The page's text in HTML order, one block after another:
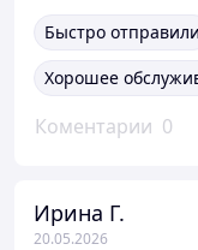
Быстро отправили
Хорошее
Коментарии 0
Ирина Г.
20.05.2026